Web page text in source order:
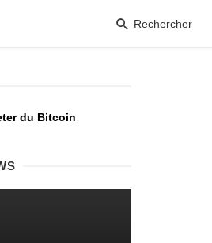
Rechercher
du Bitcoin